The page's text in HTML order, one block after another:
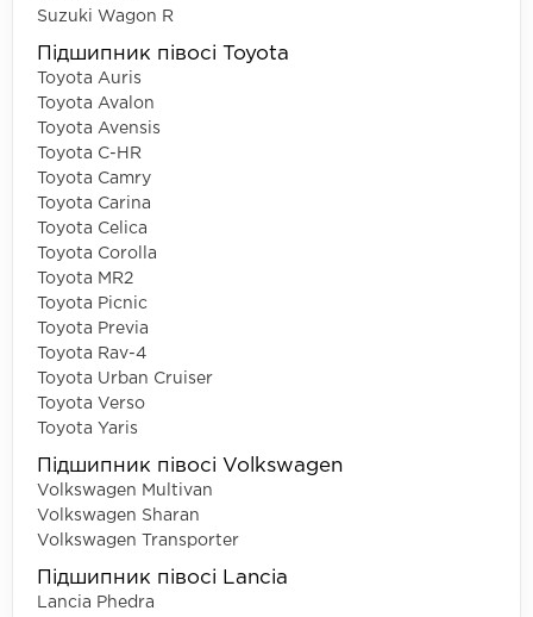
Suzuki Wagon R
Підшипник півосі Toyota
Toyota Auris
Toyota Avalon
Toyota Avensis
Toyota C-HR
Toyota Camry
Toyota Carina
Toyota Celica
Toyota Corolla
Toyota MR2
Toyota Picnic
Toyota Previa
Toyota Rav-4
Toyota Urban Cruiser
Toyota Verso
Toyota Yaris
Підшипник півосі Volkswagen
Volkswagen Multivan
Volkswagen Sharan
Volkswagen Transporter
Підшипник півосі Lancia
Lancia Phedra